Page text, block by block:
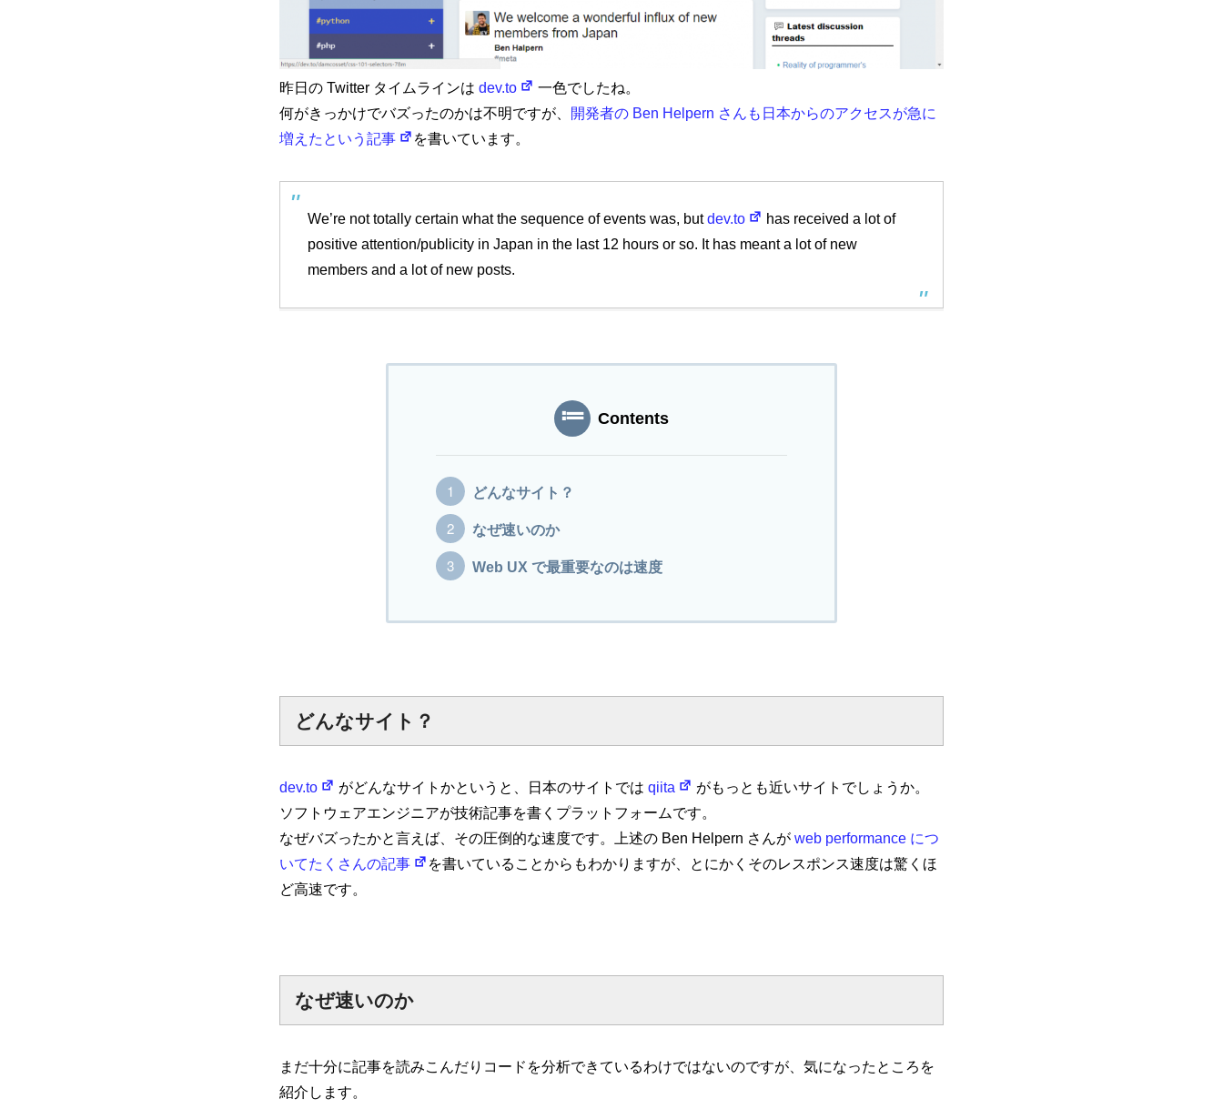
昨日の Twitter タイムラインは dev.to
一色でしたね。
何がきっかけでバズったのかは不明ですが、
開発者の Ben Helpern さんも日本からのアクセスが急に
増えたという記事
を書いています。
We’re not totally certain what the sequence of events was, butdev.to
has received a lot of
positive attention/publicity in Japan in the last 12 hours or so. It has meant a lot of new
members and a lot of new posts.
Contents
どんなサイト？
なぜ速いのか
Web UX で最重要なのは速度
どんなサイト？
dev.to がどんなサイトかというと、日本のサイトではqiita
がもっとも近いサイトでしょうか。
ソフトウェアエンジニアが技術記事を書くプラットフォームです。
なぜバズったかと言えば、その圧倒的な速度です。上述の Ben Helpern さんが web performance につ
いてたくさんの記事
を書いていることからもわかりますが、とにかくそのレスポンス速度は驚くほ
ど高速です。
なぜ速いのか
まだ十分に記事を読みこんだりコードを分析できているわけではないのですが、気になったところを
紹介します。